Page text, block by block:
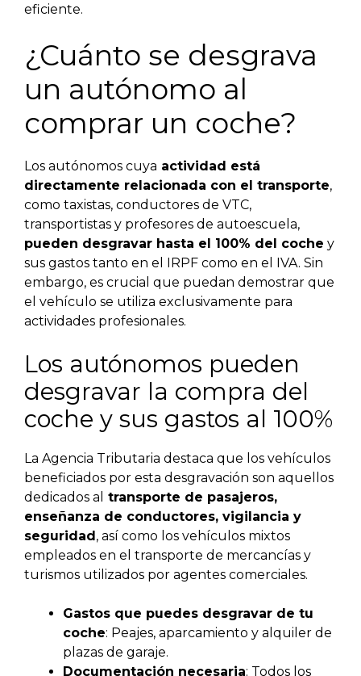
eficiente.
¿Cuánto se desgrava
un autónomo al
comprar un coche?
Los autónomos cuya actividad está
directamente relacionada con el transporte,
como taxistas, conductores de VTC,
transportistas y profesores de autoescuela,
pueden desgravar hasta el 100% del coche y
sus gastos tanto en el IRPF como en el IVA. Sin
embargo, es crucial que puedan demostrar que
el vehículo se utiliza exclusivamente para
actividades profesionales.
Los autónomos pueden
desgravar la compra del
coche y sus gastos al 100%
La Agencia Tributaria destaca que los vehículos
beneficiados por esta desgravación son aquellos
dedicados al transporte de pasajeros,
enseñanza de conductores, vigilancia y
seguridad, así como los vehículos mixtos
empleados en el transporte de mercancías y
turismos utilizados por agentes comerciales.
Gastos que puedes desgravar de tu
coche: Peajes, aparcamiento y alquiler de
plazas de garaje.
Documentación necesaria: Todos los